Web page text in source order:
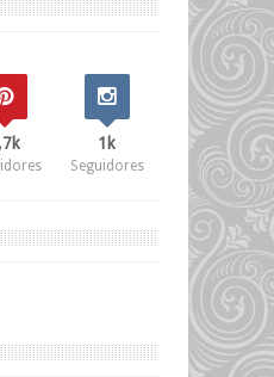
1k
Seguidores